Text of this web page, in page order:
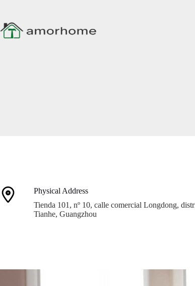
contenido
Physical Address​
Tienda 101, nº 10, calle comercial Longdong,
Tianhe, Guangzhou